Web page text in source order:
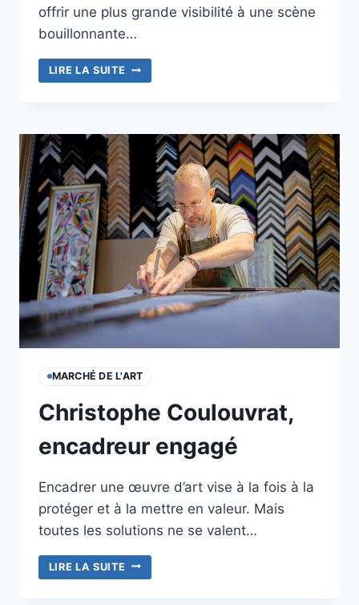
offrir une plus grande visibilité à une scène
bouillonnante…
LIRE LA SUITE GRÉGORY
SLINN
LES
FRONTS
AVEC
URBANEEZ
MARCHÉ DE L'ART
Christophe Coulouvrat,
encadreur engagé
Encadrer une œuvre d’art vise à la fois à la
protéger et à la mettre en valeur. Mais
toutes les solutions ne se valent…
LIRE LA SUITE CHRISTOPHE
COULOUVRAT,